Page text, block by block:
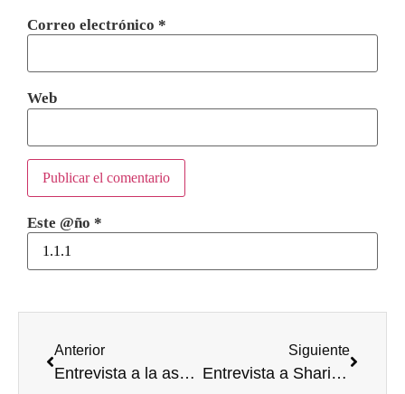
Correo electrónico *
Web
Este @ño *
Anterior
Entrevista a la asociación Burgos Gaming Club
Siguiente
Entrevista a Sharif en la Rua